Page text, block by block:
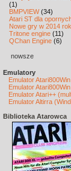
(1)
BMPVIEW(34)
Atari ST dla
Nowe gry w 2014
Tritone engine (11)
QChan Engine (6)
nowsze
Emulatory
Emulator Atari800Win
Emulator
Emulator Atari++
Emulator Altirra
Biblioteka Atarowca